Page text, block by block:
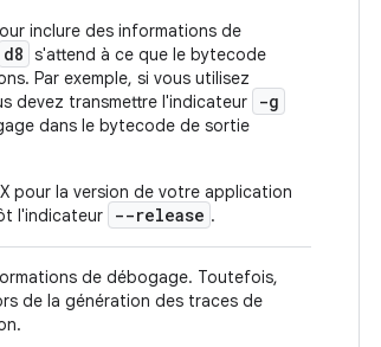
inclure des informations de
d8 s'attend à ce que le bytecode
Par exemple, si vous utilisez
devez transmettre l'indicateur -g
dans le bytecode de sortie
pour la version de votre application
l'indicateur
--release .
de débogage. Toutefois,
de la génération des traces de